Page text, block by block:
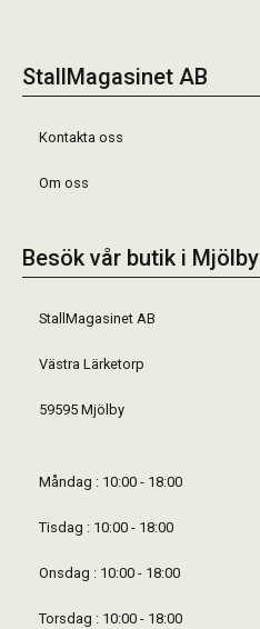
StallMagasinet AB
Kontakta oss
Om oss
Besök vår butik i Mjölby
StallMagasinet AB
Västra Lärketorp
59595 Mjölby
Måndag : 10:00 - 18:00
Tisdag : 10:00 - 18:00
Onsdag : 10:00 - 18:00
Torsdag : 10:00 - 18:00